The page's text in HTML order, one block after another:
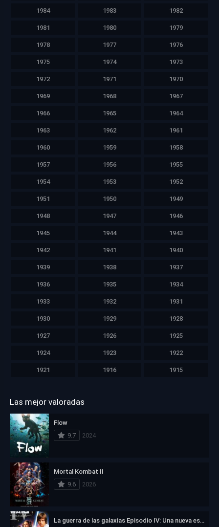
1984 1983 1982
1981 1980 1979
1978 1977 1976
1975 1974 1973
1972 1971 1970
1969 1968 1967
1966 1965 1964
1963 1962 1961
1960 1959 1958
1957 1956 1955
1954 1953 1952
1951 1950 1949
1948 1947 1946
1945 1944 1943
1942 1941 1940
1939 1938 1937
1936 1935 1934
1933 1932 1931
1930 1929 1928
1927 1926 1925
1924 1923 1922
1921 1916 1915
Las mejor valoradas
Flow
9.7
2024
Mortal Kombat II
9.6
2026
La guerra de las galaxias Episodio IV: Una nueva esperanza